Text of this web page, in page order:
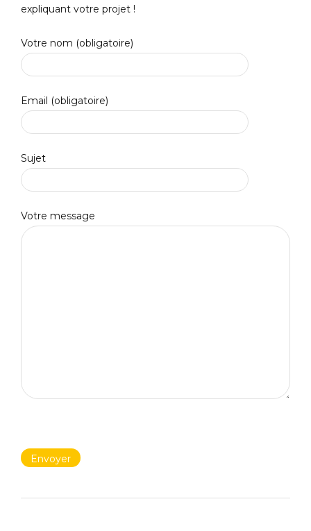
expliquant votre projet !
Votre nom (obligatoire)
Email (obligatoire)
Sujet
Votre message